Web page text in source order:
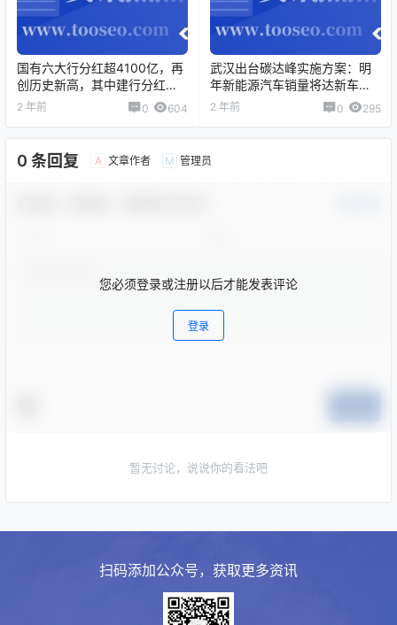
国有六大行分红超4100亿，再
创历史新高，其中建行分红首
超1000亿元
2 年前 0 604
武汉出台碳达峰实施方案：明
年新能源汽车销量将达新车总
销量一半以上。
2 年前 0 295
0 条回复 A 文章作者 M 管理员
您必须登录或注册以后才能发表评论
登录
暂无讨论，说说你的看法吧
扫码添加公众号，获取更多资讯